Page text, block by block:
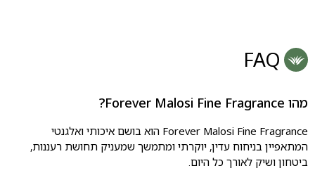
FAQ
מהו Forever Malosi Fine Fragrance?
Forever Malosi Fine Fragrance הוא בושם איכותי ואלגנטי
המתאפיין בניחוח עדין, יוקרתי ומתמשך שמעניק תחושת רעננות,
ביטחון ושיק לאורך כל היום.